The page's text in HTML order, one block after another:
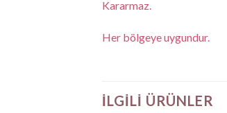
Kararmaz.
Her bölgeye uygundur.
İLGILI ÜRÜNLER